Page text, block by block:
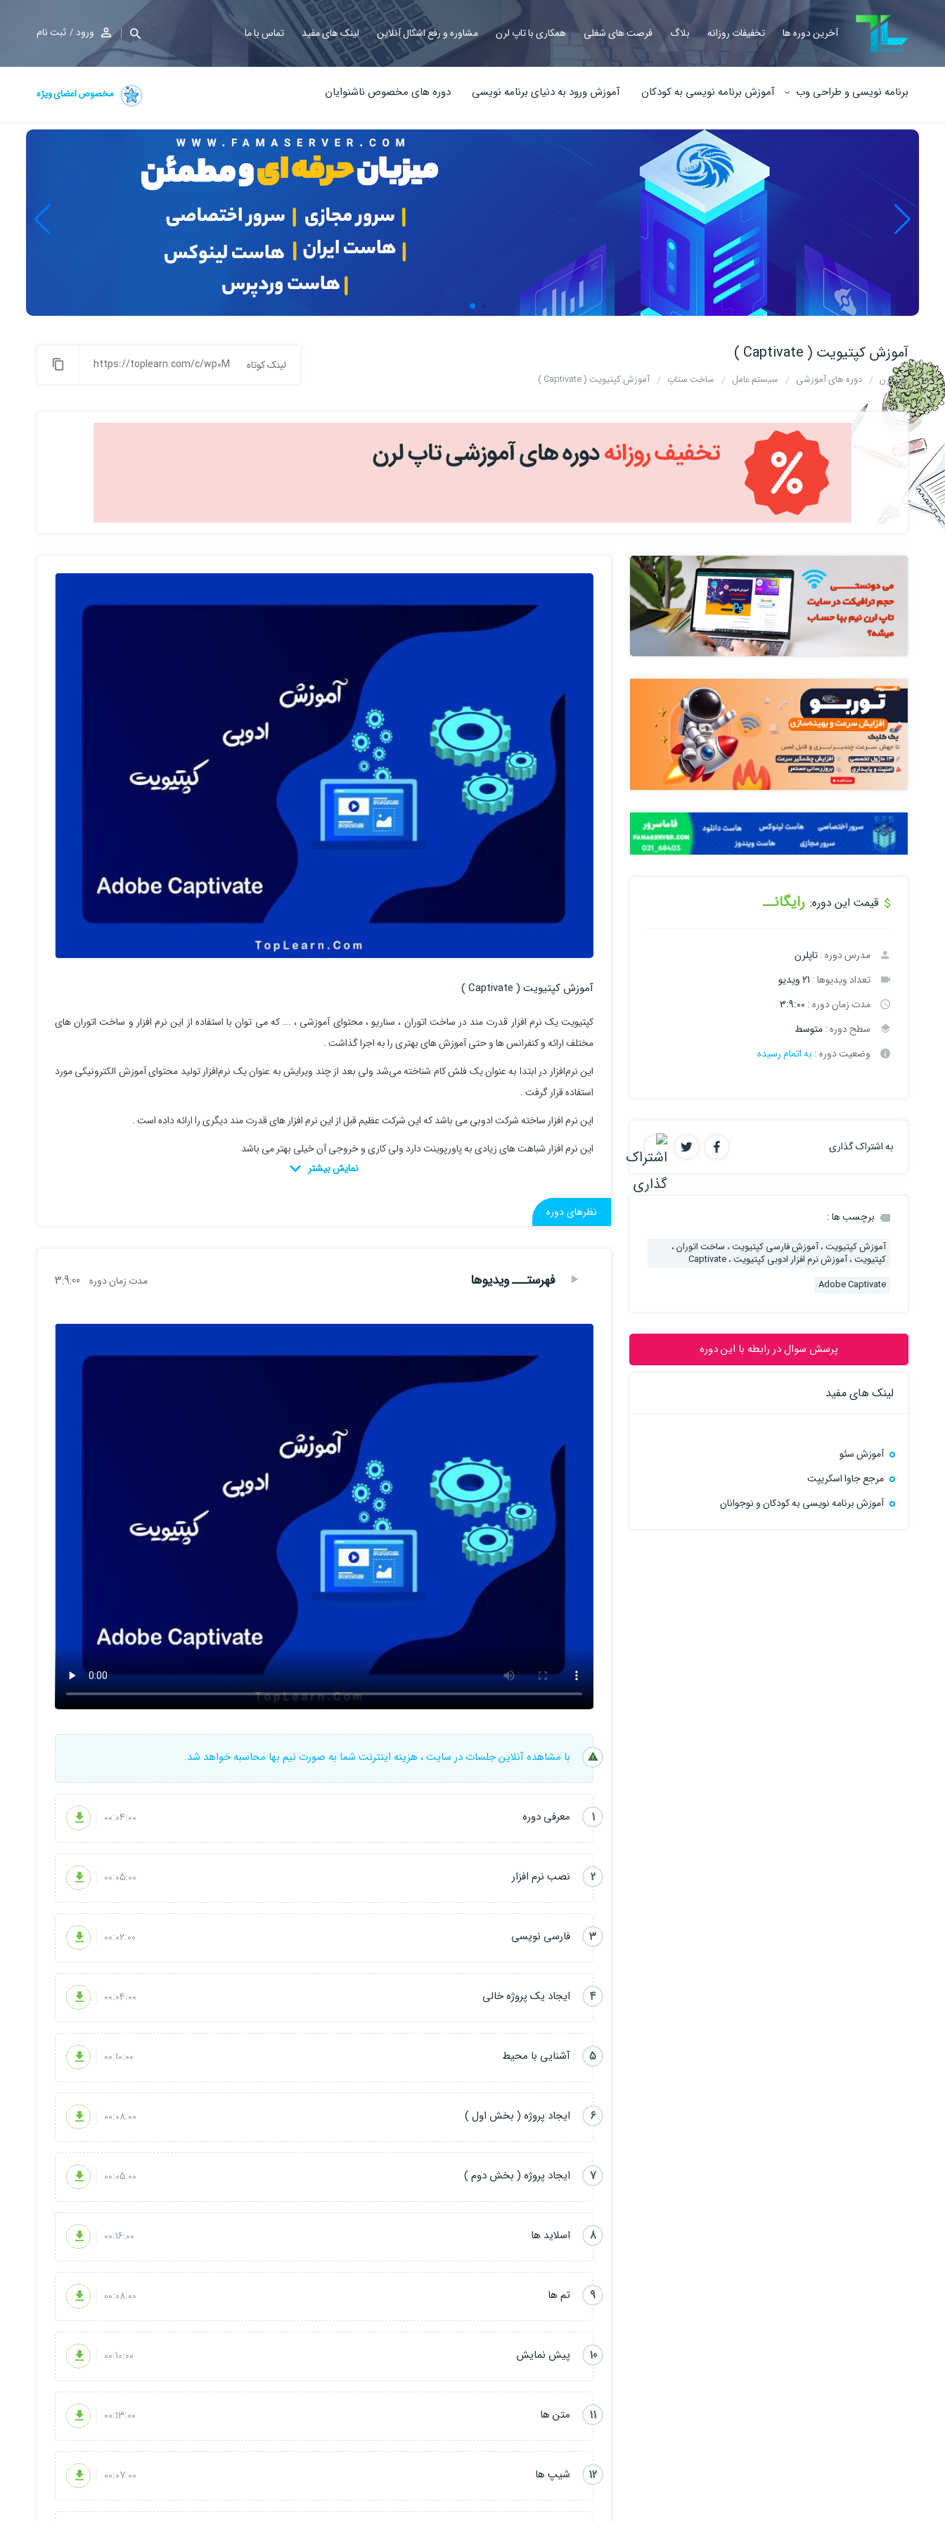
آخرین دوره ها تخفیفات روزانه بلاگ فرصت های شغلی همکاری با تاپ لرن مشاوره و رفع اشکال آنلاین لینک های مفید تماس با ما ورود ثبت نام
برنامه نویسی و طراحی وب آموزش برنامه نویسی به کودکان آموزش ورود به دنیای برنامه نویسی دوره های مخصوص ناشنوایان مخصوص اعضای ویژه
آموزش کپتیویت ( Captivate )
تاپ لرن دوره های آموزشی سیستم عامل ساخت ستاپ آموزش کپتیویت ( Captivate )
لینک کوتاه https://toplearn.com/c/wp0M
آموزش کپتیویت ( Captivate )
کپتیویت یک نرم افزار قدرت مند در ساخت اتوران ، سناریو ، محتوای آموزشی ، ... که می توان با استفاده از این نرم افزار و ساخت اتوران های
مختلف ارائه و کنفرانس ها و حتی آموزش های بهتری را به اجرا گذاشت .
این نرم‌افزار در ابتدا به عنوان یک فلش کام شناخته می‌شد ولی بعد از چند ویرایش به عنوان یک نرم‌افزار تولید محتوای آموزش الکترونیکی مورد
استفاده قرار گرفت .
این نرم افزار ساخته شرکت ادوبی می باشد که این شرکت عظیم قبل از این نرم افزار های قدرت مند دیگری را ارائه داده است .
این نرم افزار شباهت های زیادی به پاورپوینت دارد ولی کاری و خروجی آن خیلی بهتر می باشد
نظرهای دوره
فهرستـــ ویدیوها مدت زمان دوره 3:9:00
با مشاهده آنلاین جلسات در سایت ، هزینه اینترنت شما به صورت نیم بها محاسبه خواهد شد.
1 معرفی دوره 00:04:00
2 نصب نرم افزار 00:05:00
3 فارسی نویسی 00:02:00
4 ایجاد یک پروژه خالی 00:04:00
5 آشنایی با محیط 00:10:00
6 ایجاد پروژه ( بخش اول ) 00:08:00
7 ایجاد پروژه ( بخش دوم ) 00:05:00
8 اسلاید ها 00:16:00
9 تم ها 00:08:00
10 پیش نمایش 00:10:00
11 متن ها 00:13:00
12 شیپ ها 00:07:00
قیمت این دوره: رایگانــ
مدرس دوره :تاپلرن
تعداد ویدیوها : 21 ویدیو
مدت زمان دوره : 3:9:00
سطح دوره :متوسط
وضعیت دوره : به اتمام رسیده
به اشتراک گذاری
برچسب ها :
آموزش کپتیویت ، آموزش فارسی کپتیویت ، ساخت اتوران ،
کپتیویت ، آموزش نرم افزار ادوبی کپتیویت ، Captivate
Adobe Captivate
پرسش سوال در رابطه با این دوره
لینک های مفید
آموزش سئو
مرجع جاوا اسکریپت
آموزش برنامه نویسی به کودکان و نوجوانان